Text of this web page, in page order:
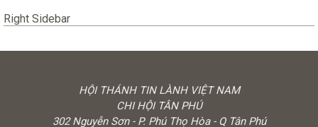
Right Sidebar
HỘI THÁNH TIN LÀNH VIỆT NAM
CHI HỘI TÂN PHÚ
302 Nguyễn Sơn - P. Phú Thọ Hòa - Q Tân Phú